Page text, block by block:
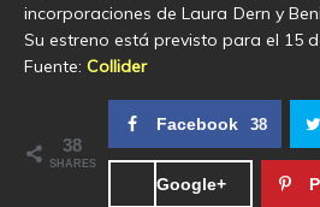
incorporaciones de Laura Dern y
Su estreno está previsto para el 15
Fuente: Collider
38
SHARES
Facebook 38
Google+